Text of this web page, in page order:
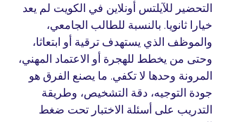
التحضير للآيلتس أونلاين في الكويت لم يعد
خيارا ثانويا. بالنسبة للطالب الجامعي،
والموظف الذي يستهدف ترقية أو ابتعاثا،
وحتى من يخطط للهجرة أو الاعتماد المهني،
المرونة وحدها لا تكفي. ما يصنع الفرق هو
جودة التوجيه، دقة التشخيص، وطريقة
التدريب على أسئلة الاختبار تحت ضغط